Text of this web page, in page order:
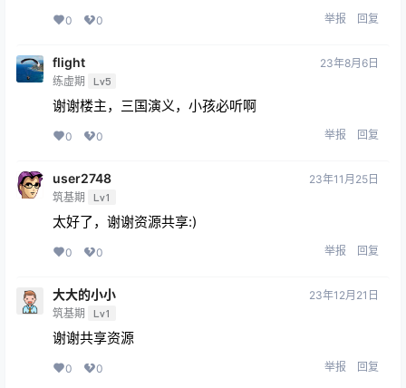
0 0 举报 回复
flight
练虚期 Lv5
23年8月6日
谢谢楼主，三国演义，小孩必听啊
0 0 举报 回复
user2748
筑基期 Lv1
23年11月25日
太好了，谢谢资源共享:)
0 0 举报 回复
大大的小小
筑基期 Lv1
23年12月21日
谢谢共享资源
0 0 举报 回复